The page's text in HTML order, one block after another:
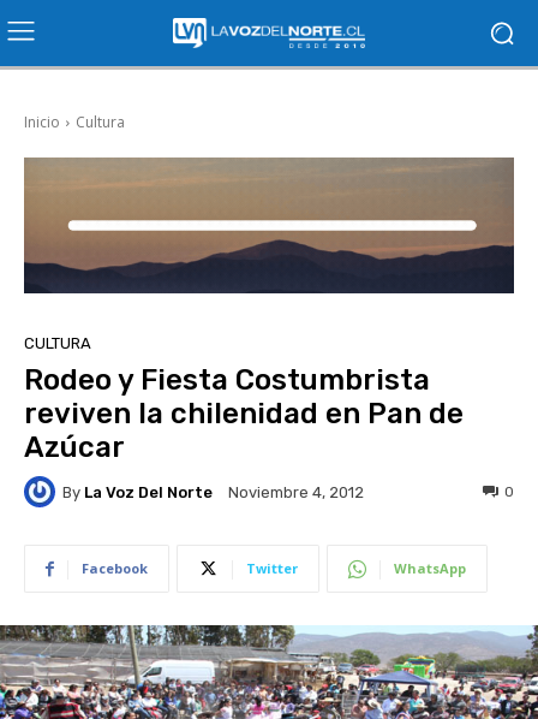
Inicio Cultura
CULTURA
Rodeo y Fiesta Costumbrista
reviven la chilenidad en Pan de
Azúcar
By La Voz Del Norte Noviembre 4, 2012 0
Facebook Twitter WhatsApp